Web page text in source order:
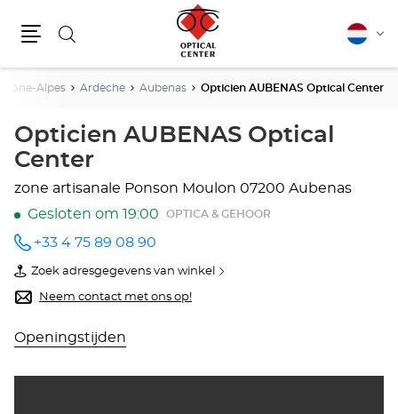
Zoeken
Alpes Ardèche Aubenas Opticien AUBENAS Optical Center
Opticien AUBENAS Optical
Center
zone artisanale Ponson Moulon 07200 Aubenas
Gesloten om 19:00
OPTICA & GEHOOR
telefoonnummer
+33 4 75 89 08 90
Zoek adresgegevens van winkel
van
Opticien
AUBENAS
Center
Neem contact met ons op!
Openingstijden